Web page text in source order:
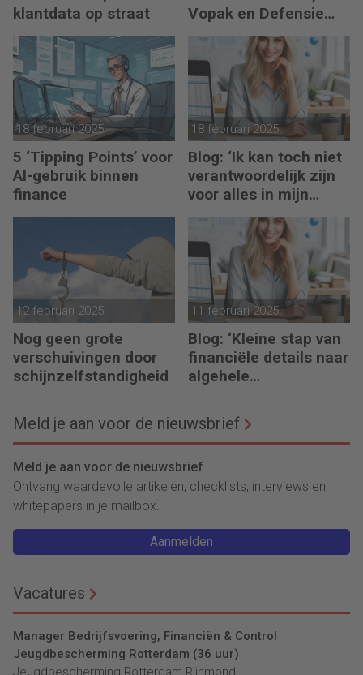
klantdata op straat
Vopak en Defensie
toepassen in
turbulente tijden
18 februari 2025
5 ‘Tipping Points’ voor
AI-gebruik binnen
finance
18 februari 2025
Blog: ‘Ik kan toch niet
verantwoordelijk zijn
voor alles in mijn
waardeketen?’
12 februari 2025
Nog geen grote
verschuivingen door
schijnzelfstandigheid
11 februari 2025
Blog: ‘Kleine stap van
financiële details naar
algehele
Meld je aan voor de nieuwsbrief
Meld je aan voor de nieuwsbrief
Ontvang waardevolle artikelen, checklists, interviews en
whitepapers in je mailbox.
Aanmelden
Vacatures
Manager Bedrijfsvoering, Financiën & Control
Jeugdbescherming Rotterdam (36 uur)
Jeugdbescherming Rotterdam Rijnmond